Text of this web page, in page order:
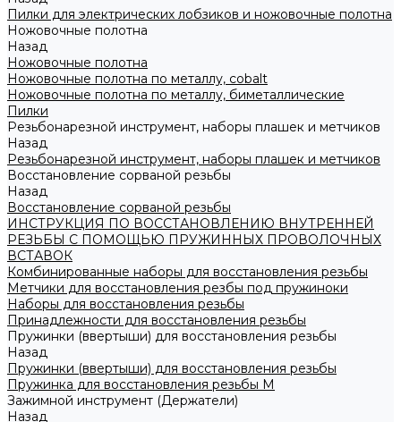
Пилки для электрических лобзиков и ножовочные полотна
Ножовочные полотна
Назад
Ножовочные полотна
Ножовочные полотна по металлу, cobalt
Ножовочные полотна по металлу, биметаллические
Пилки
Резьбонарезной инструмент, наборы плашек и метчиков
Назад
Резьбонарезной инструмент, наборы плашек и метчиков
Восстановление сорваной резьбы
Назад
Восстановление сорваной резьбы
ИНСТРУКЦИЯ ПО ВОССТАНОВЛЕНИЮ ВНУТРЕННЕЙ
РЕЗЬБЫ С ПОМОЩЬЮ ПРУЖИННЫХ ПРОВОЛОЧНЫХ
ВСТАВОК
Комбинированные наборы для восстановления резьбы
Метчики для восстановления резбы под пружиноки
Наборы для восстановления резьбы
Принадлежности для восстановления резьбы
Пружинки (ввертыши) для восстановления резьбы
Назад
Пружинки (ввертыши) для восстановления резьбы
Пружинка для восстановления резьбы M
Зажимной инструмент (Держатели)
Назад